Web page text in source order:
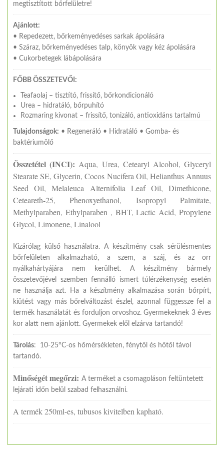
megtisztított bőrfelületre!
Ajánlott:
• Repedezett, bőrkeményedéses sarkak ápolására
• Száraz, bőrkeményedéses talp, könyök vagy kéz ápolására
• Cukorbetegek lábápolására
FŐBB ÖSSZETEVŐI:
Teafaolaj – tisztító, frissítő, bőrkondicionáló
Urea – hidratáló, bőrpuhító
Rozmaring kivonat – frissítő, tonizáló, antioxidáns tartalmú
Tulajdonságok: • Regeneráló • Hidratáló • Gomba- és
baktériumölő
Összetétel (INCI): Aqua, Urea, Cetearyl Alcohol, Glyceryl
Stearate SE, Glycerin, Cocos Nucifera Oil, Helianthus Annuus
Seed Oil, Melaleuca Alternifolia Leaf Oil, Dimethicone,
Ceteareth-25, Phenoxyethanol, Isopropyl Palmitate,
Methylparaben, Ethylparaben , BHT, Lactic Acid, Propylene
Glycol, Limonene, Linalool
Kizárólag külső használatra. A készítmény csak sérülésmentes
bőrfelületen alkalmazható, a szem, a száj, és az orr
nyálkahártyájára nem kerülhet. A készítmény bármely
összetevőjével szemben fennálló ismert túlérzékenység esetén
ne használja azt. Ha a készítmény alkalmazása során bőrpírt,
kiütést vagy más bőrelváltozást észlel, azonnal függessze fel a
termék használatát és forduljon orvoshoz. Gyermekeknek 3 éves
kor alatt nem ajánlott. Gyermekek elől elzárva tartandó!
Tárolás: 10-25°C-os hőmérsékleten, fénytől és hőtől távol
tartandó.
Minőségét megőrzi: A terméket a csomagoláson feltüntetett
lejárati időn belül szabad felhasználni.
A termék 250ml-es, tubusos kivitelben kapható.